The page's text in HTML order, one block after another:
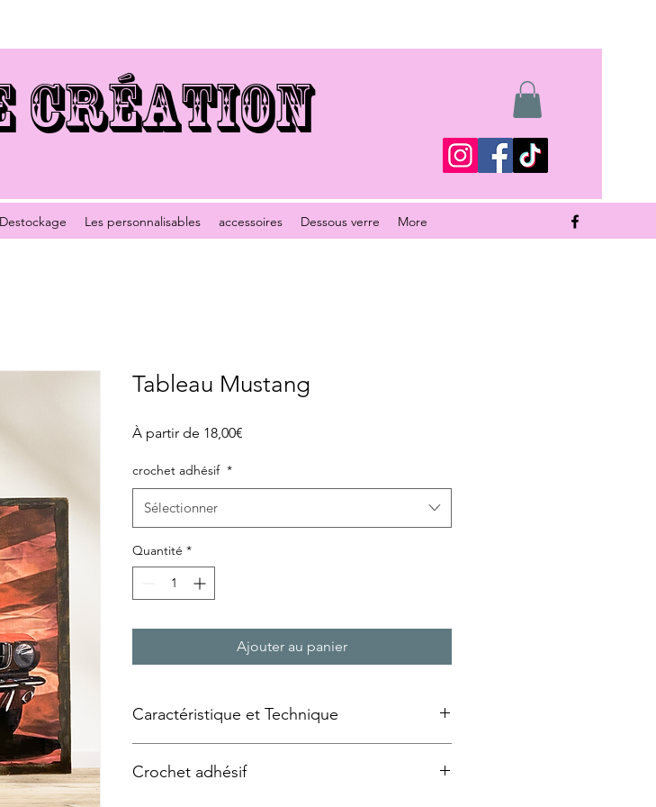
Destockage Les personnalisables accessoires Dessous verre More
CRÉATION
Tableau Mustang
À partir de 18,00€
crochet adhésif *
Sélectionner
Quantité *
Ajouter au panier
Caractéristique et Technique
Technique utilisée :Transfert d'image à froid sur un
Crochet adhésif